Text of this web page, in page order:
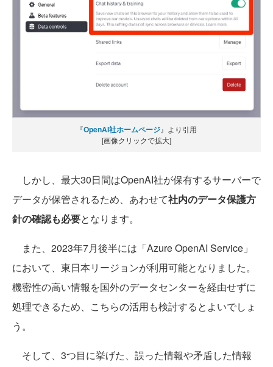
『OpenAI社ホームページ』より引用
[画像クリックで拡大]
しかし、最大30日間はOpenAI社が保有するサーバーで
データが保管されるため、あわせて社内のデータ保護方
針の確認も必要となります。
また、2023年7月後半には「Azure OpenAI Service」
において、東日本リージョンが利用可能となりました。
機密性の高い情報を国外のデータセンターを経由せずに
処理できるため、こちらの活用も検討するとよいでしょ
う。
そして、3つ目に挙げた、誤った情報や矛盾した情報